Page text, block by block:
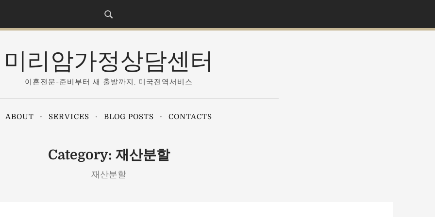
미리암가정상담센터
이혼전문-준비부터 새 출발까지, 미국전역서비스
ABOUT SERVICES BLOG POSTS CONTACTS
Category: 재산분할
재산분할